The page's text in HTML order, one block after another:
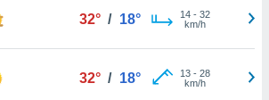
32° / 18° 14- 32
km/h
32° / 18° 13- 28
km/h